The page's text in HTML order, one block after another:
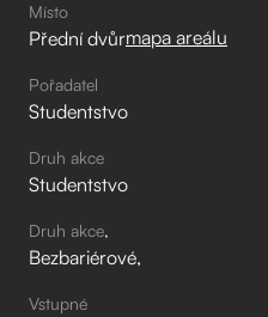
Místo
Přední dvůrmapa areálu
Pořadatel
Studentstvo
Druh akce
Studentstvo
Druh akce
Bezbariérové
Vstupné